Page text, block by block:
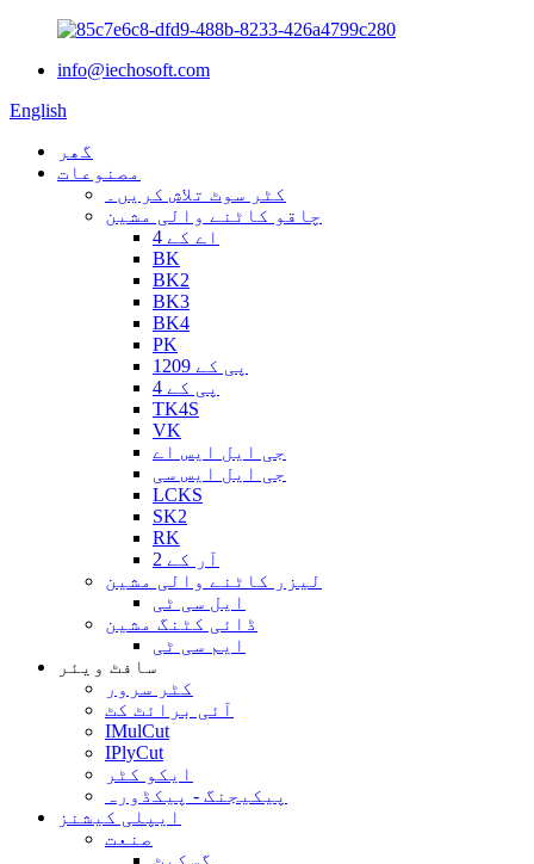
info@iechosoft.com
English
گھر
مصنوعات
کٹر سوٹ تلاش کریں۔
چاقو کاٹنے والی مشین
اے کے 4
BK
BK2
BK3
BK4
PK
پی کے 1209
پی کے 4
TK4S
VK
جی ایل ایس اے
جی ایل ایس سی
LCKS
SK2
RK
آر کے 2
لیزر کاٹنے والی مشین
ایل سی ٹی
ڈائی کٹنگ مشین
ایم سی ٹی
سافٹ ویئر
کٹر سرور
آئی برائٹ کٹ
IMulCut
IPlyCut
ایکو کٹر
پیکیجنگ - پیکڈورہ
ایپلی کیشنز
صنعت
گسکیٹ